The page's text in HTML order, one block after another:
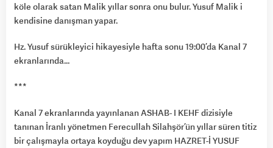
köle olarak satan Malik yıllar sonra onu bulur. Yusuf Malik i
kendisine danışman yapar.
Hz. Yusuf sürükleyici hikayesiyle hafta sonu 19:00’da Kanal 7
ekranlarında…
***
Kanal 7 ekranlarında yayınlanan ASHAB- I KEHF dizisiyle
tanınan İranlı yönetmen Ferecullah Silahşör’ün yıllar süren titiz
bir çalışmayla ortaya koyduğu dev yapım HAZRET-İ YUSUF